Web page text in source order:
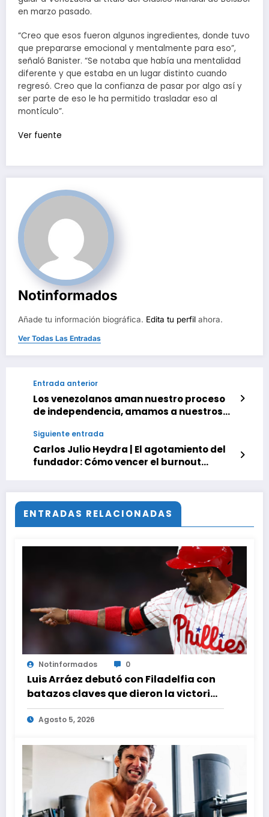
en marzo pasado.
“Creo que esos fueron algunos ingredientes, donde tuvo
que prepararse emocional y mentalmente para eso”,
señaló Banister. “Se notaba que había una mentalidad
diferente y que estaba en un lugar distinto cuando
regresó. Creo que la confianza de pasar por algo así y
ser parte de eso le ha permitido trasladar eso al
montículo”.
Ver fuente
Notinformados
Añade tu información biográfica. Edita tu perfil ahora.
Ver Todas Las Entradas
Entrada anterior
Los venezolanos aman nuestro proceso
de independencia, amamos a nuestros
Siguiente entrada
Carlos Julio Heydra | El agotamiento del
fundador: Cómo vencer el burnout
ENTRADAS RELACIONADAS
Notinformados 0
Luis Arráez debutó con Filadelfia con
batazos claves que dieron la victoria
ante Nacionales
Agosto 5, 2026